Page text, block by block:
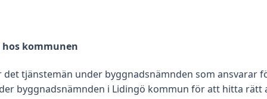
kommunen
tjänstemän under byggnadsnämnden som ansvarar
byggnadsnämnden i Lidingö kommun för att hitta